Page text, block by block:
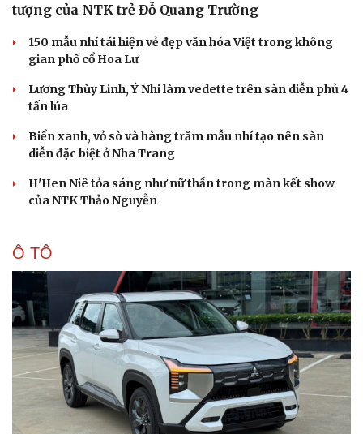
Du lịch
Tư vấn
Săn Tour
check-in
Podcast
Câu chuyện thời sự
Đọc truyện đêm khuya
Cửa sổ tình yêu
Kể chuyện cho bé
Hạt giống tâm hồn
tượng của NTK trẻ Đỗ Quang Trường
150 mẫu nhí tái hiện vẻ đẹp văn hóa Việt trong không
gian phố cổ Hoa Lư
Lương Thùy Linh, Ý Nhi làm vedette trên sàn diễn phủ 4
tấn lúa
Biển xanh, vỏ sò và hàng trăm mẫu nhí tạo nên sàn
diễn đặc biệt ở Nha Trang
H'Hen Niê tỏa sáng như nữ thần trong màn kết show
của NTK Thảo Nguyễn
Ô TÔ